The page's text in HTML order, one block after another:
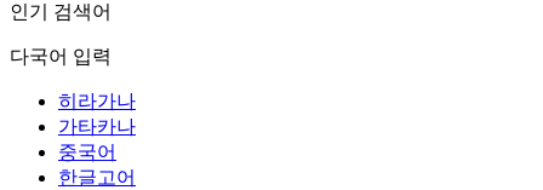
인기 검색어
다국어 입력
히라가나
가타카나
중국어
한글고어